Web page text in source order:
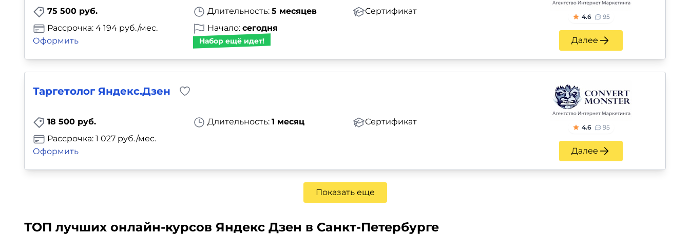
75 500 руб. Длительность: 5 месяцев
Сертификат
Рассрочка: 4 194 руб./мес.
Оформить
Начало: сегодня
Набор ещё идет!
4.6 95
Далее
Таргетолог Яндекс.Дзен
18 500 руб. Длительность: 1 месяц
Сертификат
Рассрочка: 1 027 руб./мес.
Оформить
4.6 95
Далее
Показать еще
ТОП лучших онлайн-курсов Яндекс Дзен в Санкт-Петербурге